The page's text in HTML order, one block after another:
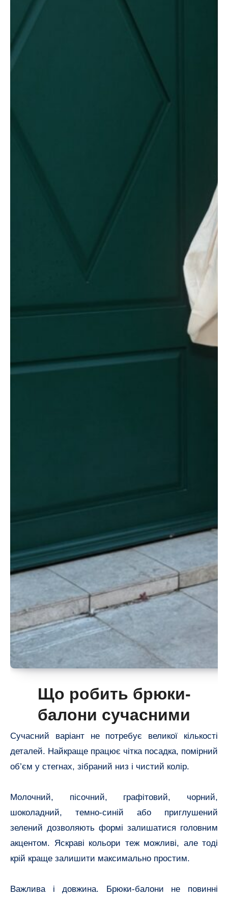
Що робить брюки-
балони сучасними
Сучасний варіант не потребує великої кількості
деталей. Найкраще працює чітка посадка, помірний
об’єм у стегнах, зібраний низ і чистий колір.
Молочний, пісочний, графітовий, чорний,
шоколадний, темно-синій або приглушений
зелений дозволяють формі залишатися головним
акцентом. Яскраві кольори теж можливі, але тоді
крій краще залишити максимально простим.
Важлива і довжина. Брюки-балони не повинні